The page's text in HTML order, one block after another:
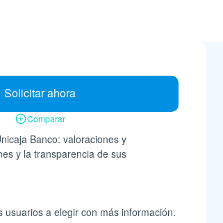
Solicitar ahora
Comparar
Banco: valoraciones y
y la transparencia de sus
a elegir con más información.